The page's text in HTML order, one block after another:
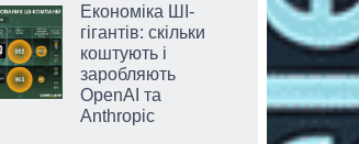
Економіка ШІ-
гігантів: скільки
коштують і
заробляють
OpenAI та
Anthropic